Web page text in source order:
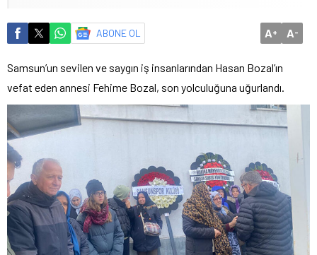
ABONE OL A+ A-
Samsun’un sevilen ve saygın iş insanlarından Hasan Bozal’ın
vefat eden annesi Fehime Bozal, son yolculuğuna uğurlandı.